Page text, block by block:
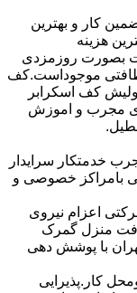
کار و بهترین
هزینه
بصورت روزمزدی
موجوداست.کف
کف اسکرابر
مجرب و اموزش
خدمتکار سرایدار
بامراکز خصوصی و
اعزام نیروی
منزل گمرک
با پوشش دهی
کار.پذیرایی